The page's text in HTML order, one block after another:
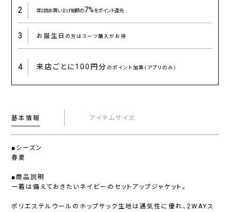
2 年2回お買い上げ総額の7%をポイント還元
3 お誕生日 の方はスーツ購入がお得
4 来店ごとに100円分 のポイント加算(アプリのみ)
基本情報 アイテムサイズ
■シーズン
春夏
■商品説明
一着は備えておきたいネイビーのセットアップジャケット。
ポリエステルウールのホップサック生地は通気性に優れ、2WAYス